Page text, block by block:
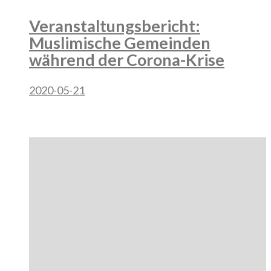
Veranstaltungsbericht:
Muslimische Gemeinden
während der Corona-Krise
2020-05-21